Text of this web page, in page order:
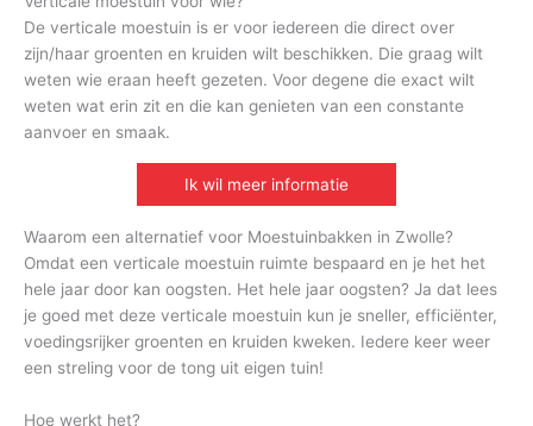
De verticale moestuin is er voor iedereen die direct over
zijn/haar groenten en kruiden wilt beschikken. Die graag wilt
weten wie eraan heeft gezeten. Voor degene die exact wilt
weten wat erin zit en die kan genieten van een constante
aanvoer en smaak.
Ik wil meer informatie
Waarom een alternatief voor Moestuinbakken in Zwolle?
Omdat een verticale moestuin ruimte bespaard en je het het
hele jaar door kan oogsten. Het hele jaar oogsten? Ja dat lees
je goed met deze verticale moestuin kun je sneller, efficiënter,
voedingsrijker groenten en kruiden kweken. Iedere keer weer
een streling voor de tong uit eigen tuin!
Hoe werkt het?